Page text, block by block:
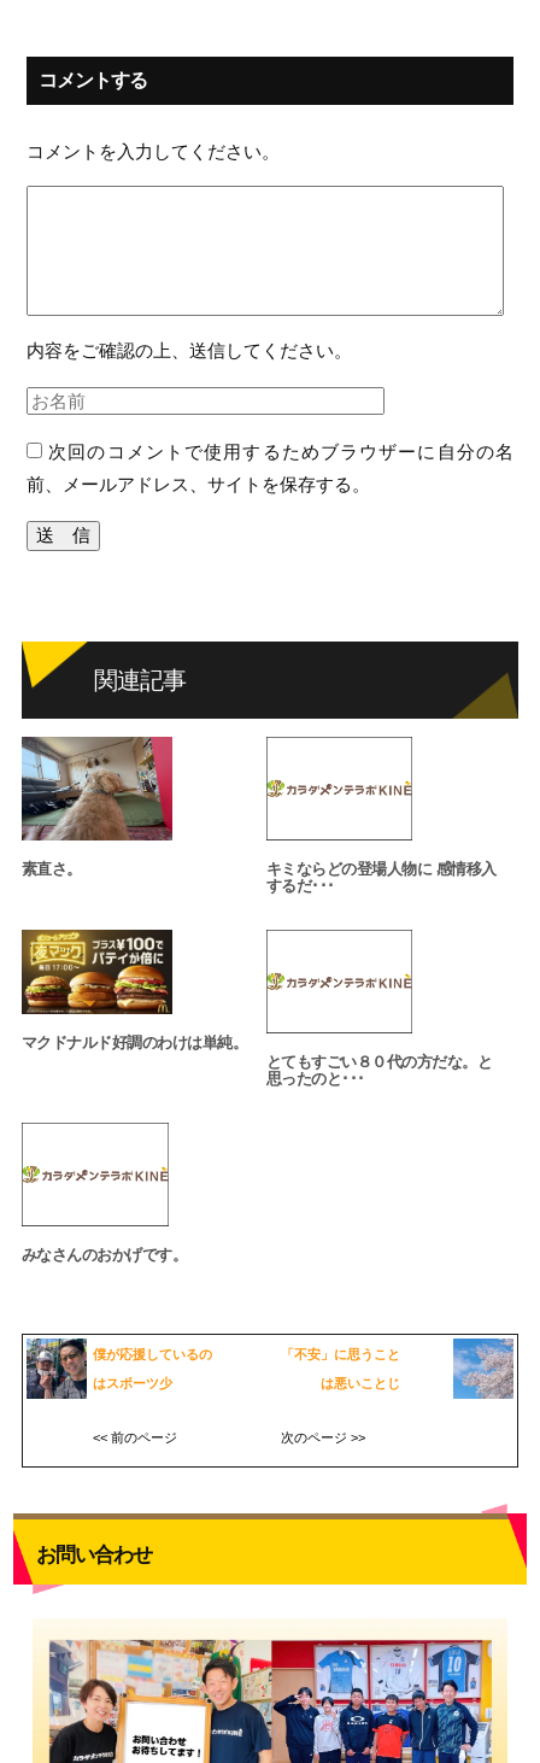
コメントする
コメントを入力してください。
内容をご確認の上、送信してください。
次回のコメントで使用するためブラウザーに自分の名
前、メールアドレス、サイトを保存する。
関連記事
素直さ。
キミならどの登場人物に 感情移入
するだ･･･
マクドナルド好調のわけは単純。
とてもすごい８０代の方だな。と
思ったのと･･･
みなさんのおかげです。
僕が応援しているの
はスポーツ少
<< 前のページ
「不安」に思うこと
は悪いことじ
次のページ >>
お問い合わせ